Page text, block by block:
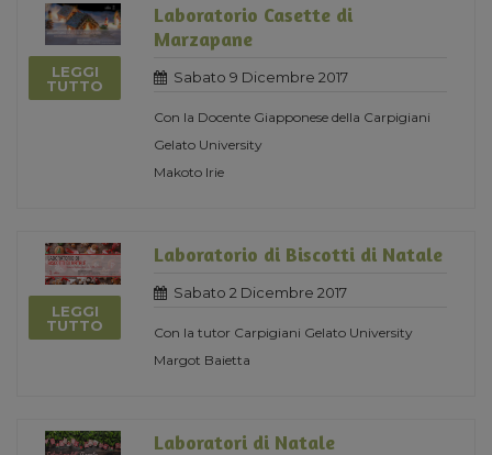
LEGGI
TUTTO
Laboratorio Casette di
Marzapane
Sabato 9 Dicembre 2017
Con la Docente Giapponese della Carpigiani
Gelato University
Makoto Irie
LEGGI
TUTTO
Laboratorio di Biscotti di Natale
Sabato 2 Dicembre 2017
Con la tutor Carpigiani Gelato University
Margot Baietta
Laboratori di Natale